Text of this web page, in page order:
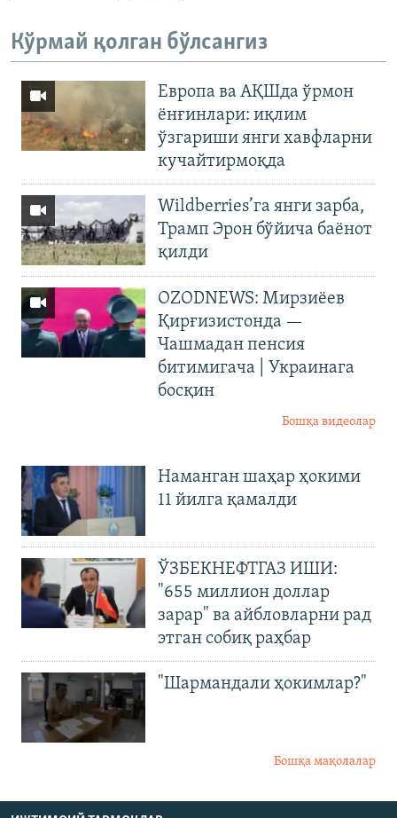
Кўрмай қолган бўлсангиз
Европа ва АҚШда ўрмон
ёнғинлари: иқлим
ўзгариши янги хавфларни
кучайтирмоқда
Wildberries’га янги зарба,
Трамп Эрон бўйича баёнот
қилди
OZODNEWS: Мирзиёев
Қирғизистонда —
Чашмадан пенсия
битимигача | Украинага
босқин
Бошқа видеолар
Наманган шаҳар ҳокими
11 йилга қамалди
ЎЗБЕКНЕФТГАЗ ИШИ:
"655 миллион доллар
зарар" ва айбловларни рад
этган собиқ раҳбар
"Шармандали ҳокимлар?"
Бошқа мақолалар